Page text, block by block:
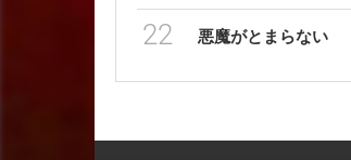
22 悪魔がとまらない